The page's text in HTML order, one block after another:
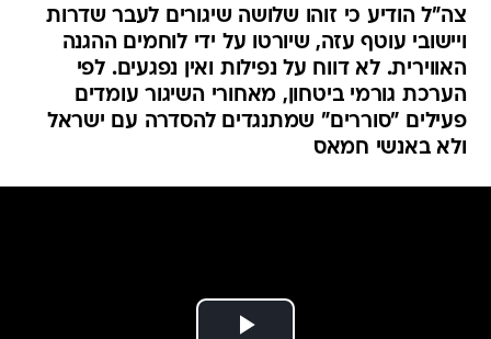
צה"ל הודיע כי זוהו שלושה שיגורים לעבר שדרות
ויישובי עוטף עזה, שיורטו על ידי לוחמים ההגנה
האווירית. לא דווח על נפילות ואין נפגעים. לפי
הערכת גורמי ביטחון, מאחורי השיגור עומדים
פעילים "סוררים" שמתנגדים להסדרה עם ישראל
ולא באנשי חמאס